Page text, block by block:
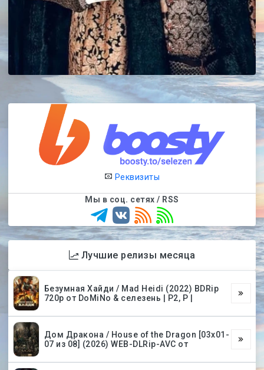
Реквизиты
Мы в соц. сетях / RSS
Лучшие релизы месяца
Безумная Хайди / Mad Heidi (2022) BDRip
720p от DoMiNo & селезень | P2, P |
Дом Дракона / House of the Dragon [03х01-
07 из 08] (2026) WEB-DLRip-AVC от